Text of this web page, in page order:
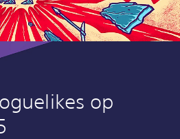
op